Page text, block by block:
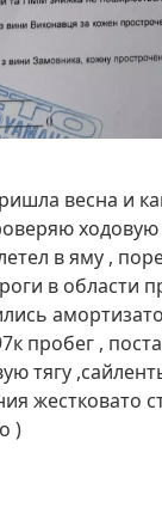
весна и
в яму ,
в области
пробег ,
тягу
жестковато
)